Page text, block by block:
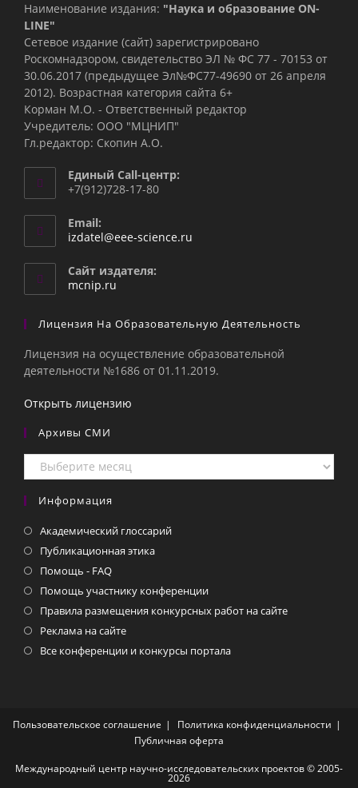
Наименование издания: "Наука и образование ON-
LINE"
Сетевое издание (сайт) зарегистрировано
Роскомнадзором, свидетельство ЭЛ № ФС 77 - 70153 от
30.06.2017 (предыдущее Эл№ФC77-49690 от 26 апреля
2012). Возрастная категория сайта 6+
Корман М.О. - Ответственный редактор
Учредитель: ООО "МЦНИП"
Гл.редактор: Скопин А.О.
Единый Call-центр:
+7(912)728-17-80
Email:
izdatel@eee-science.ru
Сайт издателя:
mcnip.ru
Лицензия На Образовательную Деятельность
Лицензия на осуществление образовательной
деятельности №1686 от 01.11.2019.
Открыть лицензию
Архивы СМИ
Архивы
СМИ
Информация
Академический глоссарий
Публикационная этика
Помощь - FAQ
Помощь участнику конференции
Правила размещения конкурсных работ на сайте
Реклама на сайте
Все конференции и конкурсы портала
Пользовательское соглашение
Политика конфиденциальности
Публичная оферта
Международный центр научно-исследовательских проектов © 2005-
2026